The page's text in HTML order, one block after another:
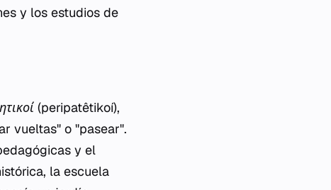
y los estudios de
(peripatêtikoí),
vueltas" o "pasear".
y el
la escuela